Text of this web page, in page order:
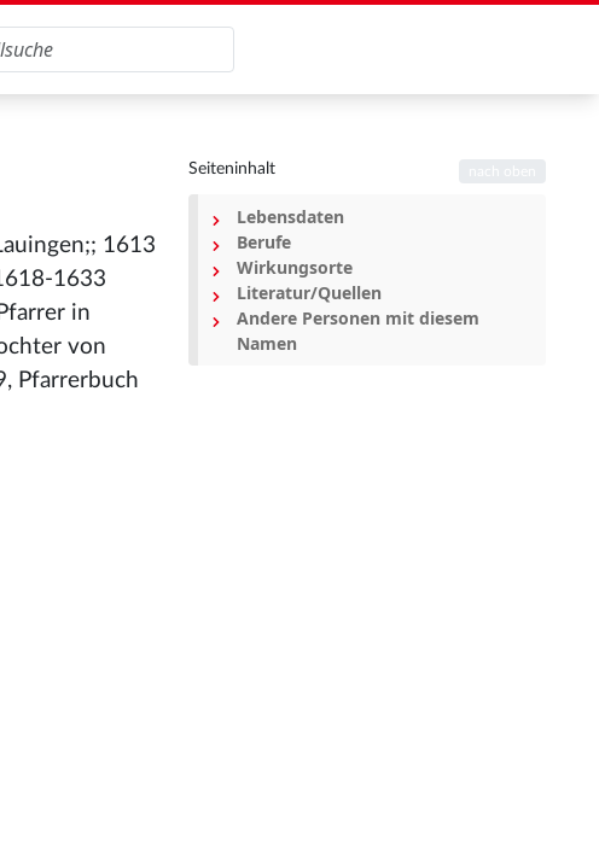
1613
1633
in
von
Pfarrerbuch
Seiteninhalt
Lebensdaten
Berufe
Wirkungsorte
Literatur/Quellen
Andere Personen mit diesem
Namen